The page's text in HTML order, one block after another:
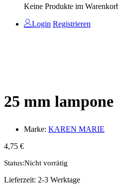
Keine Produkte im
Login Registrieren
25 mm lampone
Marke: KAREN MARIE
4,75 €
Status:Nicht vorrätig
Lieferzeit: 2-3 Werktage